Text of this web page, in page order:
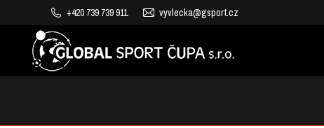
+420 739 739 911 vyvlecka@gsport.cz
VÝROBA DĚTSKÝCH HŘIŠŤ